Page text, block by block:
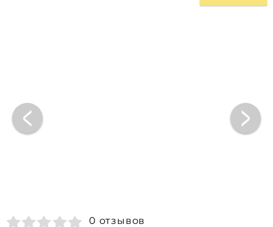
0 отзывов